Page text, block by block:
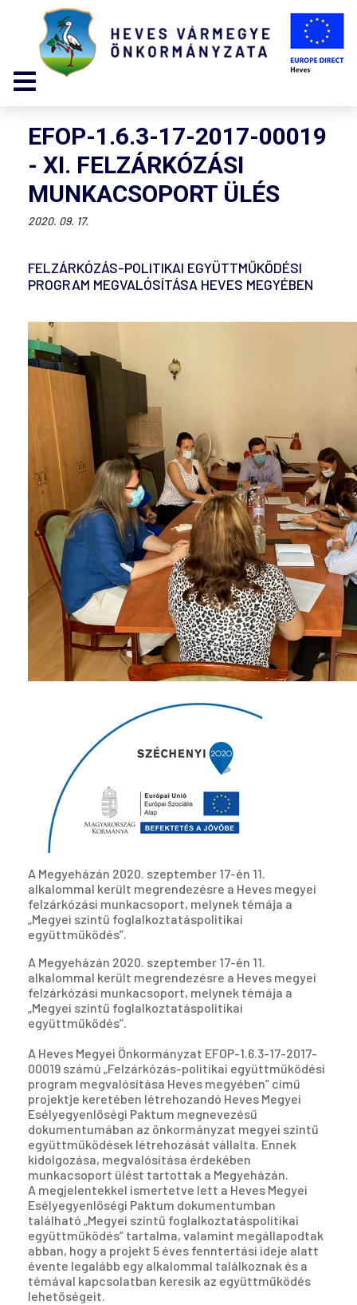
EFOP-1.6.3-17-2017-00019
- XI. FELZÁRKÓZÁSI
MUNKACSOPORT ÜLÉS
2020. 09. 17.
FELZÁRKÓZÁS-POLITIKAI EGYÜTTMŰKÖDÉSI
PROGRAM MEGVALÓSÍTÁSA HEVES MEGYÉBEN
A Megyeházán 2020. szeptember 17-én 11.
alkalommal került megrendezésre a Heves megyei
felzárkózási munkacsoport, melynek témája a
„Megyei szintű foglalkoztatáspolitikai
együttműködés”.
A Megyeházán 2020. szeptember 17-én 11.
alkalommal került megrendezésre a Heves megyei
felzárkózási munkacsoport, melynek témája a
„Megyei szintű foglalkoztatáspolitikai
együttműködés”.
A Heves Megyei Önkormányzat EFOP-1.6.3-17-2017-
00019 számú „Felzárkózás-politikai együttműködési
program megvalósítása Heves megyében” című
projektje keretében létrehozandó Heves Megyei
Esélyegyenlőségi Paktum megnevezésű
dokumentumában az önkormányzat megyei szintű
együttműködések létrehozását vállalta. Ennek
kidolgozása, megvalósítása érdekében
munkacsoport ülést tartottak a Megyeházán.
A megjelentekkel ismertetve lett a Heves Megyei
Esélyegyenlőségi Paktum dokumentumban
található „Megyei szintű foglalkoztatáspolitikai
együttműködés” tartalma, valamint megállapodtak
abban, hogy a projekt 5 éves fenntertási ideje alatt
évente legalább egy alkalommal találkoznak és a
témával kapcsolatban keresik az együttműködés
lehetőségeit.